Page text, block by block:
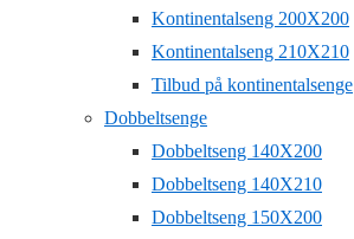
Kontinentalseng 200X200
Kontinentalseng 210X210
Tilbud på kontinentalsenge
Dobbeltsenge
Dobbeltseng 140X200
Dobbeltseng 140X210
Dobbeltseng 150X200